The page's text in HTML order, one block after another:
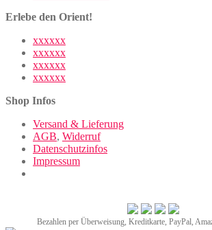
Erlebe den Orient!
xxxxxx
xxxxxx
xxxxxx
xxxxxx
Shop Infos
Versand & Lieferung
AGB, Widerruf
Datenschutzinfos
Impressum